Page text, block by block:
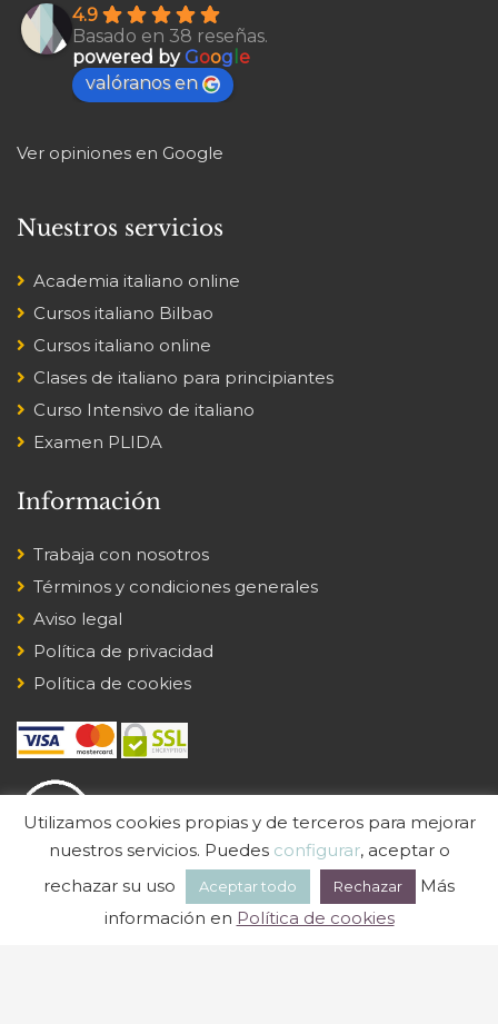
4.9
Basado en 38 reseñas.
powered byGoog e
valóranos en
Ver opiniones en Google
Nuestros servicios
Academia italiano online
Cursos italiano Bilbao
Cursos italiano online
Clases de italiano para principiantes
Curso Intensivo de italiano
Examen PLIDA
Información
Trabaja con nosotros
Términos y condiciones generales
Aviso legal
Política de privacidad
Política de cookies
Utilizamos cookies propias y de terceros para mejorar
nuestros servicios. Puedes configurar, aceptar o
rechazar su uso
Aceptar todo Rechazar
Más
información en Política de cookies